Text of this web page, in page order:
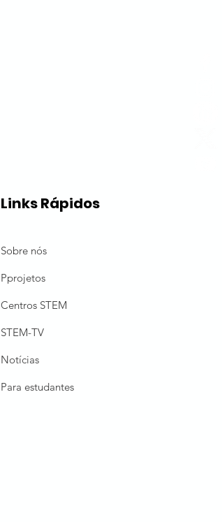
Links Rápidos
Sobre nós
Pprojetos
Centros STEM
STEM-TV
Notícias
Para estudantes